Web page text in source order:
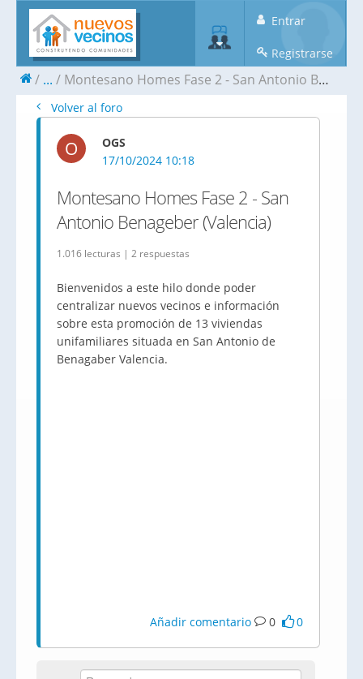
Entrar
Registrarse
... Montesano Homes Fase 2 - San Antonio Benageber (Valencia)
Volver al foro
O
OGS
17/10/2024 10:18
Montesano Homes Fase 2 - San
Antonio Benageber (Valencia)
1.016 lecturas | 2 respuestas
Bienvenidos a este hilo donde poder
centralizar nuevos vecinos e información
sobre esta promoción de 13 viviendas
unifamiliares situada en San Antonio de
Benagaber Valencia.
Añadir comentario 0 0